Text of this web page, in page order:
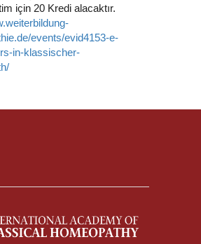
için 20 Kredi alacaktır.
events/evid4153-e-
in-klassischer-